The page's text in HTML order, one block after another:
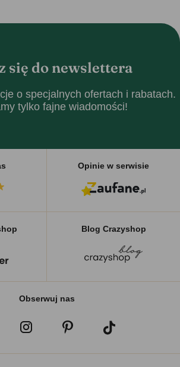
się do newslettera
o specjalnych ofertach i rabatach.
tylko fajne wiadomości!
Opinie w serwisie
Blog Crazyshop
Obserwuj nas